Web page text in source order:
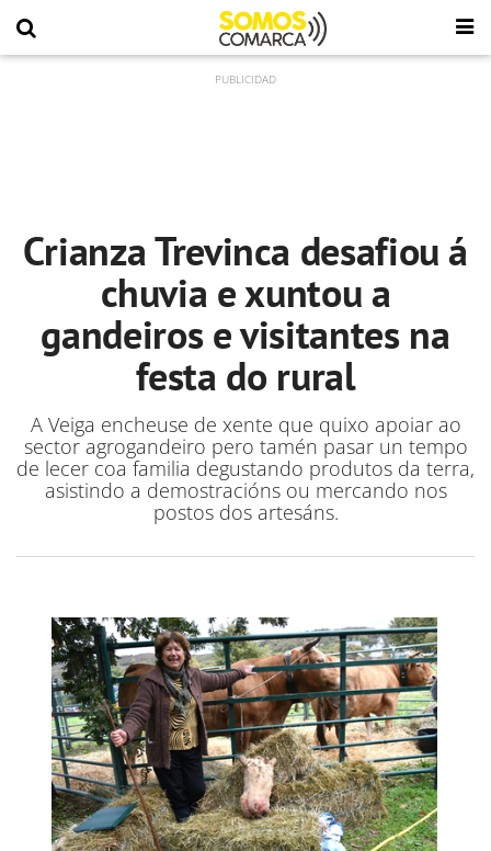
Crianza Trevinca desafiou á
chuvia e xuntou a
gandeiros e visitantes na
festa do rural
A Veiga encheuse de xente que quixo apoiar ao
sector agrogandeiro pero tamén pasar un tempo
de lecer coa familia degustando produtos da terra,
asistindo a demostracións ou mercando nos
postos dos artesáns.